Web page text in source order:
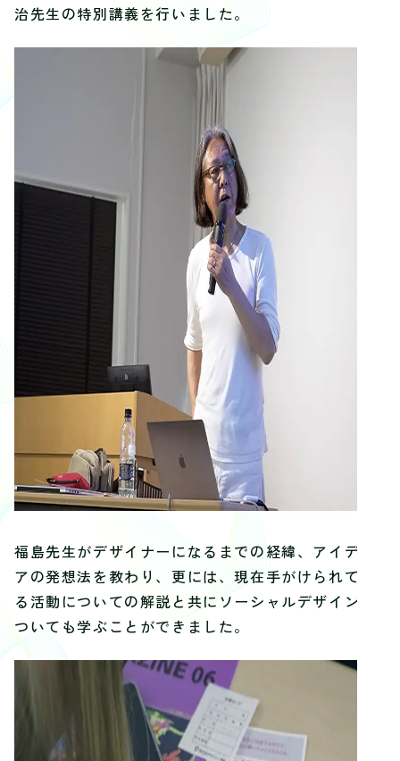
治先生の特別講義を行いました。
福島先生がデザイナーになるまでの経緯、アイディ
アの発想法を教わり、更には、現在手がけられてい
る活動についての解説と共にソーシャルデザインに
ついても学ぶことができました。